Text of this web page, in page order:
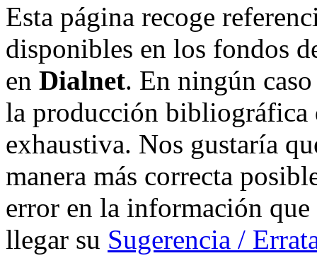
Esta página recoge
disponibles en los fondos
en Dialnet. En ningún
la producción bibliográfica
exhaustiva. Nos gustaría
manera más correcta
error en la información
llegar su Sugerencia /